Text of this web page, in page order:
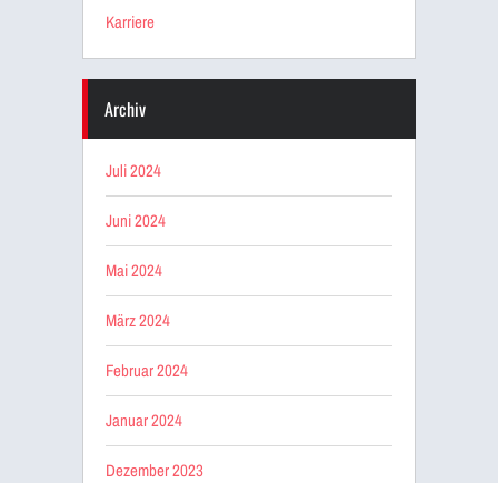
Karriere
Archiv
Juli 2024
Juni 2024
Mai 2024
März 2024
Februar 2024
Januar 2024
Dezember 2023